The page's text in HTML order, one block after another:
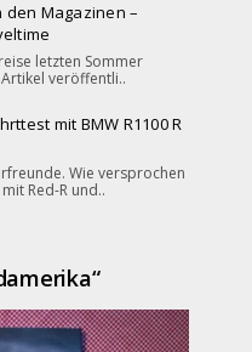
Magazinen –
letzten Sommer
veröffentli..
mit BMW R1100 R
Wie versprochen
Red-R und..